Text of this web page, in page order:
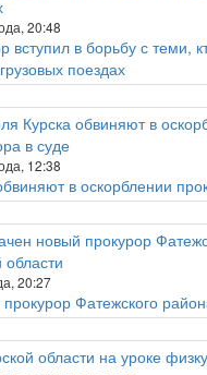
20:48
вступил в борьбу с теми,
поездах
12:38
в оскорблении
20:27
Фатежского